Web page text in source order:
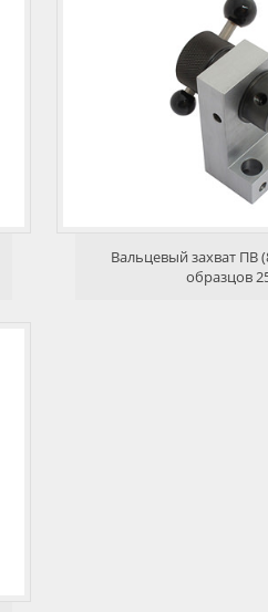
Вальцевый захват ПВ
образцов